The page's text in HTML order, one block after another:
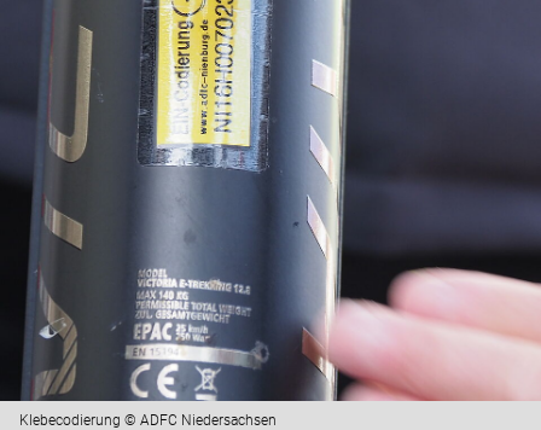
Klebecodierung © ADFC Niedersachsen